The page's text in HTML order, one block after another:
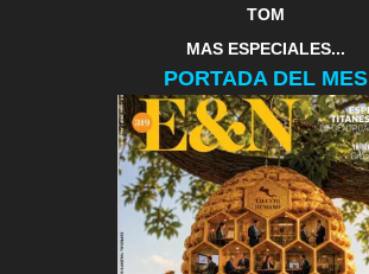
TOM
MAS ESPECIALES...
PORTADA DEL MES